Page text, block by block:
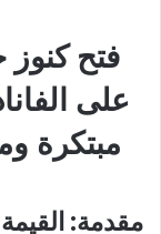
فتح كنوز
على
مبتكرة
مقدمة: